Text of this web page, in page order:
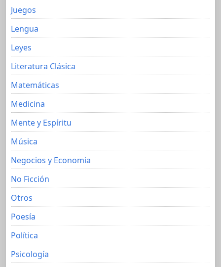
Juegos
Lengua
Leyes
Literatura Clásica
Matemáticas
Medicina
Mente y Espíritu
Música
Negocios y Economia
No Ficción
Otros
Poesía
Política
Psicología